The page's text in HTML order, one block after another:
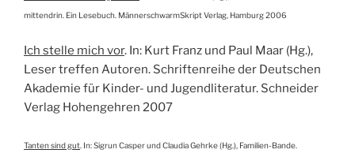
mittendrin. Ein Lesebuch. MännerschwarmSkript Verlag, Hamburg 2006
Ich stelle mich vor. In: Kurt Franz und Paul Maar (Hg.),
Leser treffen Autoren. Schriftenreihe der Deutschen
Akademie für Kinder- und Jugendliteratur. Schneider
Verlag Hohengehren 2007
Tanten sind gut . In: Sigrun Casper und Claudia Gehrke (Hg.), Familien-Bande.